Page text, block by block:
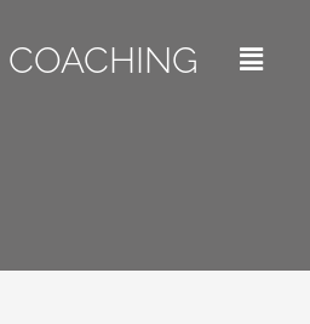
COACHING